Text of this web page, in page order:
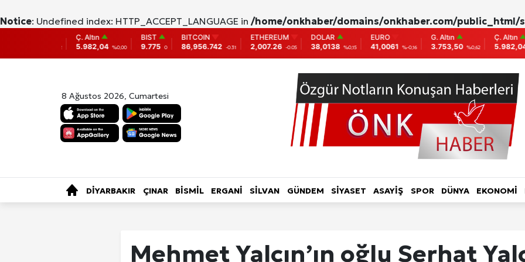
Notice: Undefined index: HTTP_ACCEPT_LANGUAGE in /home/onkhaber/domains/onkhaber.com/public_html/
BIST
9.775 0
BITCOIN
86,956.742 -0.31
ETHEREUM
2,007.26 -0.05
DOLAR
38,0138 %0,15
EURO
41,0061 %-0,16
G. Altın
3.753,50
%0,62
Ç. Altın
5.982,04 %0,00
BIST
9.775 0
8 Ağustos 2026, Cumartesi
DİYARBAKIR ÇINAR BİSMİL ERGANİ SİLVAN GÜNDEM SİYASET ASAYİŞ SPOR DÜNYA EKONOMİ
Mehmet Yalçın’ın oğlu Serhat
TOPLUM-YAŞAM KADIN
TÜRKİYE